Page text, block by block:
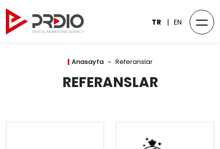
TR EN
Anasayfa Referanslar
REFERANSLAR